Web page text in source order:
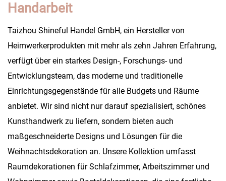
Handarbeit
Taizhou Shineful Handel GmbH, ein Hersteller von
Heimwerkerprodukten mit mehr als zehn Jahren Erfahrung,
verfügt über ein starkes Design-, Forschungs- und
Entwicklungsteam, das moderne und traditionelle
Einrichtungsgegenstände für alle Budgets und Räume
anbietet. Wir sind nicht nur darauf spezialisiert, schönes
Kunsthandwerk zu liefern, sondern bieten auch
maßgeschneiderte Designs und Lösungen für die
Weihnachtsdekoration an. Unsere Kollektion umfasst
Raumdekorationen für Schlafzimmer, Arbeitszimmer und